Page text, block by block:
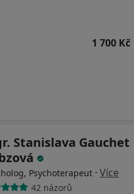
1 700 Kč
Stanislava Gauchet
Psychoterapeut · Více
42 názorů